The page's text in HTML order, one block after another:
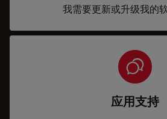
我需要更新或升级我的
应用支持